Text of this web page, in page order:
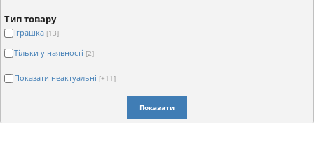
Тип товару
іграшка [13]
Тільки у наявності [2]
Показати неактуальні [+11]
Показати